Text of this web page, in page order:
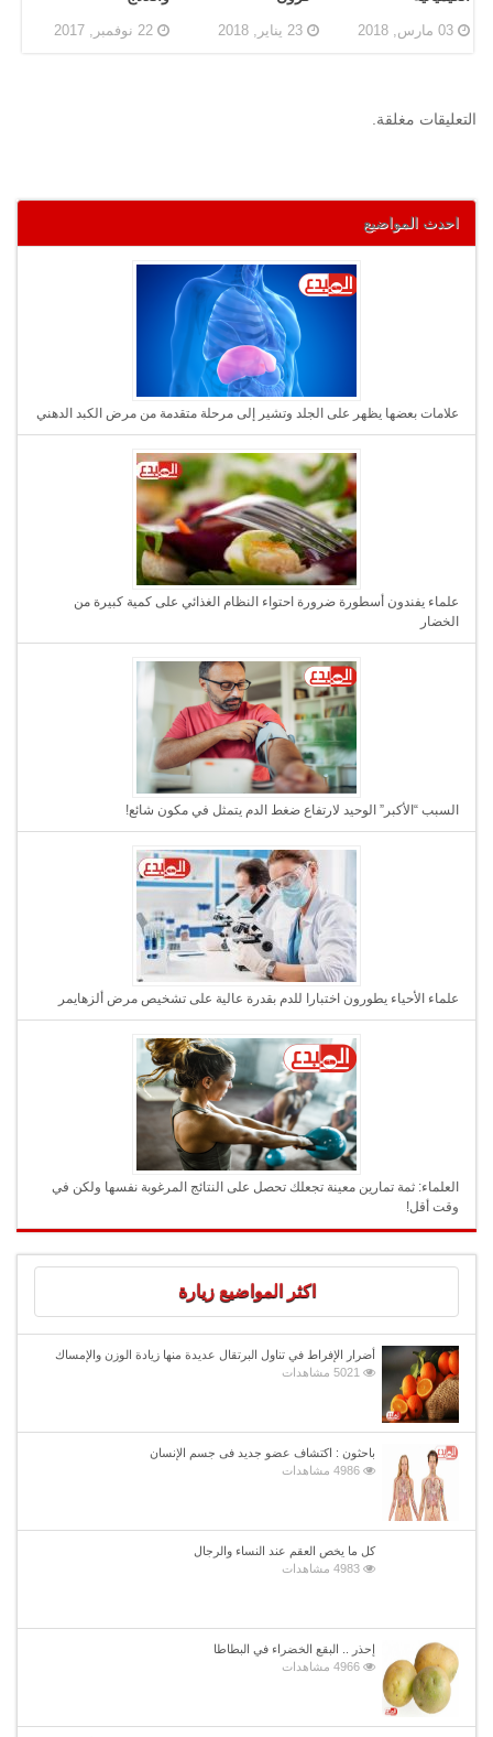
03 مارس, 2018 23 يناير, 2018 22 نوفمبر, 2017
التعليقات مغلقة.
احدث المواضيع
علامات بعضها يظهر على الجلد وتشير إلى مرحلة متقدمة من مرض الكبد الدهني
علماء يفندون أسطورة ضرورة احتواء النظام الغذائي على كمية كبيرة من
الخضار
السبب “الأكبر” الوحيد لارتفاع ضغط الدم يتمثل في مكون شائع!
علماء الأحياء يطورون اختبارا للدم بقدرة عالية على تشخيص مرض ألزهايمر
العلماء: ثمة تمارين معينة تجعلك تحصل على النتائج المرغوبة نفسها ولكن في
وقت أقل!
اكثر المواضيع زيارة
أضرار الإفراط في تناول البرتقال عديدة منها زيادة الوزن والإمساك
5021 مشاهدات
باحثون : اكتشاف عضو جديد فى جسم الإنسان
4986 مشاهدات
كل ما يخص العقم عند النساء والرجال
4983 مشاهدات
إحذر .. البقع الخضراء في البطاطا
4966 مشاهدات